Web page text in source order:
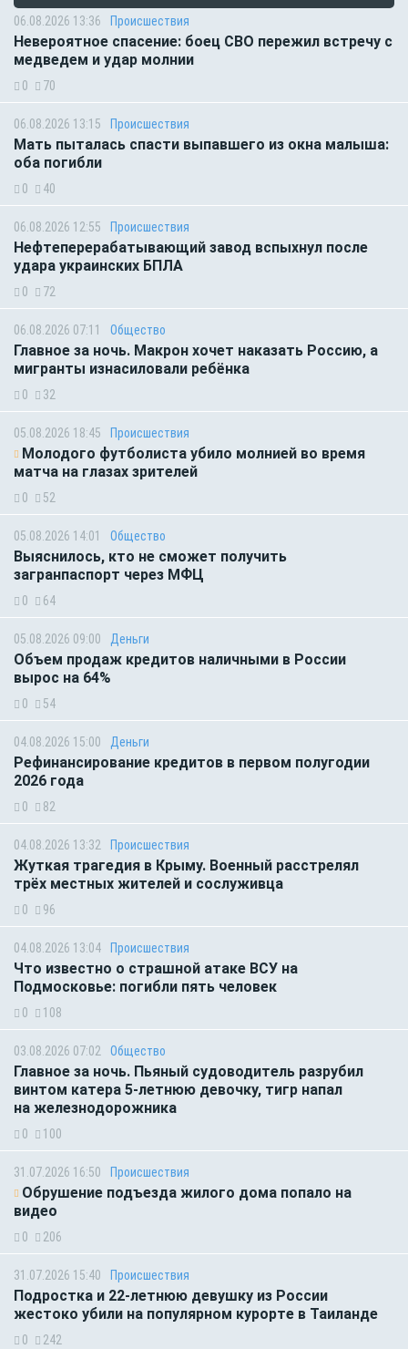
06.08.2026 13:36 Происшествия
Невероятное спасение: боец СВО пережил встречу с
медведем и удар молнии
0 70
06.08.2026 13:15 Происшествия
Мать пыталась спасти выпавшего из окна малыша:
оба погибли
0 40
06.08.2026 12:55 Происшествия
Нефтеперерабатывающий завод вспыхнул после
удара украинских БПЛА
0 72
06.08.2026 07:11 Общество
Главное за ночь. Макрон хочет наказать Россию, а
мигранты изнасиловали ребёнка
0 32
05.08.2026 18:45 Происшествия
Молодого футболиста убило молнией во время
матча на глазах зрителей
0 52
05.08.2026 14:01 Общество
Выяснилось, кто не сможет получить
загранпаспорт через МФЦ
0 64
05.08.2026 09:00 Деньги
Объем продаж кредитов наличными в России
вырос на 64%
0 54
04.08.2026 15:00 Деньги
Рефинансирование кредитов в первом полугодии
2026 года
0 82
04.08.2026 13:32 Происшествия
Жуткая трагедия в Крыму. Военный расстрелял
трёх местных жителей и сослуживца
0 96
04.08.2026 13:04 Происшествия
Что известно о страшной атаке ВСУ на
Подмосковье: погибли пять человек
0 108
03.08.2026 07:02 Общество
Главное за ночь. Пьяный судоводитель разрубил
винтом катера 5-летнюю девочку, тигр напал
на железнодорожника
0 100
31.07.2026 16:50 Происшествия
Обрушение подъезда жилого дома попало на
видео
0 206
31.07.2026 15:40 Происшествия
Подростка и 22-летнюю девушку из России
жестоко убили на популярном курорте в Таиланде
0 242